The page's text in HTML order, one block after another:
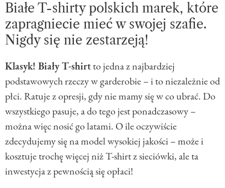
Białe T-shirty polskich marek, które
zapragniecie mieć w swojej szafie.
Nigdy się nie zestarzeją!
Klasyk! Biały T-shirtto jedna z najbardziej
podstawowych rzeczy w garderobie – i to niezależnie od
płci. Ratuje z opresji, gdy nie mamy się w co ubrać. Do
wszystkiego pasuje, a do tego jest ponadczasowy –
można więc nosić go latami. O ile oczywiście
zdecydujemy się na model wysokiej jakości – może i
kosztuje trochę więcej niż T-shirt z sieciówki, ale ta
inwestycja z pewnością się opłaci!